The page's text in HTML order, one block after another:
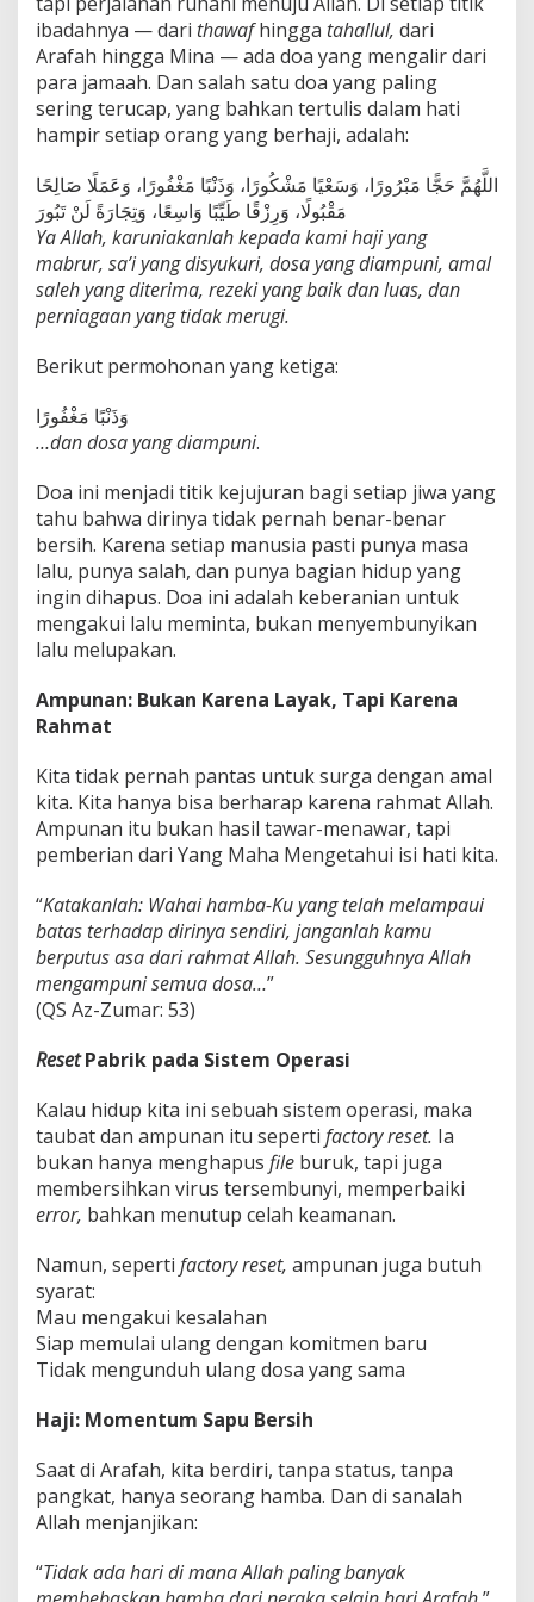
ibadahnya — dari thawafhingga tahallul, dari
Arafah hingga Mina — ada doa yang mengalir dari
para jamaah. Dan salah satu doa yang paling
sering terucap, yang bahkan tertulis dalam hati
hampir setiap orang yang berhaji, adalah:
اللَّهُمَّ حَجًّا مَبْرُورًا، وَسَعْيًا مَشْكُورًا، وَذَنْبًا مَغْفُورًا، وَعَمَلًا صَالِحًا
مَقْبُولًا، وَرِزْقًا طَيِّبًا وَاسِعًا، وَتِجَارَةً لَنْ تَبُورَ
Ya Allah, karuniakanlah kepada kami haji yang
mabrur, sa’i yang disyukuri, dosa yang diampuni, amal
saleh yang diterima, rezeki yang baik dan luas, dan
perniagaan yang tidak merugi.
Berikut permohonan yang ketiga:
وَذَنْبًا مَغْفُورًا
…dan dosa yang diampuni.
Doa ini menjadi titik kejujuran bagi setiap jiwa yang
tahu bahwa dirinya tidak pernah benar-benar
bersih. Karena setiap manusia pasti punya masa
lalu, punya salah, dan punya bagian hidup yang
ingin dihapus. Doa ini adalah keberanian untuk
mengakui lalu meminta, bukan menyembunyikan
lalu melupakan.
Ampunan: Bukan Karena Layak, Tapi Karena
Rahmat
Kita tidak pernah pantas untuk surga dengan amal
kita. Kita hanya bisa berharap karena rahmat Allah.
Ampunan itu bukan hasil tawar-menawar, tapi
pemberian dari Yang Maha Mengetahui isi hati kita.
“Katakanlah: Wahai hamba-Ku yang telah melampaui
batas terhadap dirinya sendiri, janganlah kamu
berputus asa dari rahmat Allah. Sesungguhnya Allah
mengampuni semua dosa…”
(QS Az-Zumar: 53)
ResetPabrik pada Sistem Operasi
Kalau hidup kita ini sebuah sistem operasi, maka
taubat dan ampunan itu seperti factory reset. Ia
bukan hanya menghapus file buruk, tapi juga
membersihkan virus tersembunyi, memperbaiki
error, bahkan menutup celah keamanan.
Namun, seperti factory reset, ampunan juga butuh
syarat:
Mau mengakui kesalahan
Siap memulai ulang dengan komitmen baru
Tidak mengunduh ulang dosa yang sama
Haji: Momentum Sapu Bersih
Saat di Arafah, kita berdiri, tanpa status, tanpa
pangkat, hanya seorang hamba. Dan di sanalah
Allah menjanjikan:
“Tidak ada hari di mana Allah paling banyak